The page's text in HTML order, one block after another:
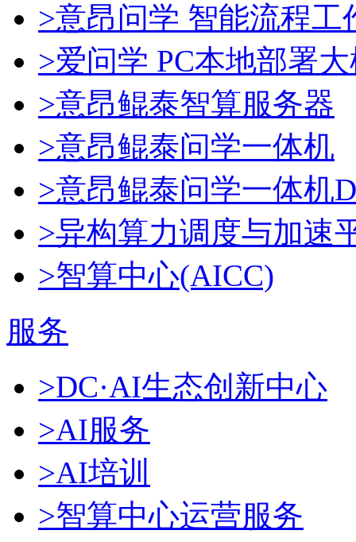
>意昂问学 智能流程工
>爱问学 PC本地部署
>意昂鲲泰智算服务器
>意昂鲲泰问学一体机
>意昂鲲泰问学一体机
>异构算力调度与加速
>智算中心(AICC)
服务
>DC·AI生态创新中心
>AI服务
>AI培训
>智算中心运营服务